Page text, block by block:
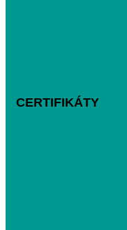
CERTIFIKÁTY